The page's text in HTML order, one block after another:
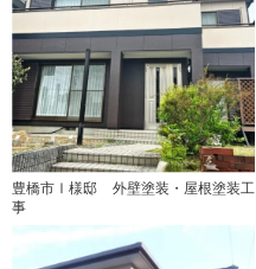
豊橋市Ⅰ様邸 外壁塗装・屋根塗装工
事